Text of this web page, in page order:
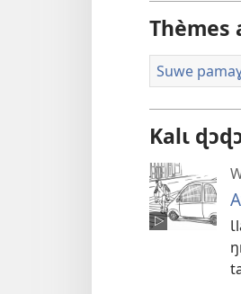
Thèmes
Suwe
Kalɩ